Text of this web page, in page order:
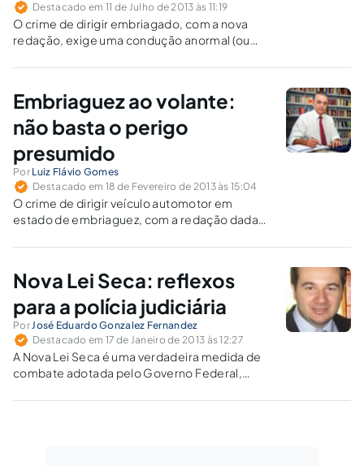
Destacado em 11 de Julho de 2013 às 11:19
O crime de dirigir embriagado, com a nova
redação, exige uma condução anormal (ou
comprovação do novo requisito típico (perda
alterada) não há que se falar em crime.
Embriaguez ao volante:
não basta o perigo
presumido
Por Luiz Flávio Gomes
Destacado em 18 de Fevereiro de 2013 às 15:04
O crime de dirigir veículo automotor em
estado de embriaguez, com a redação dada
concreto?
Nova Lei Seca: reflexos
para a polícia judiciária
PorJosé Eduardo Gonzalez Fernandez
Destacado em 17 de Janeiro de 2013 às 12:27
A Nova Lei Seca é uma verdadeira medida de
combate adotada pelo Governo Federal,
estão sendo veiculadas na mídia, de